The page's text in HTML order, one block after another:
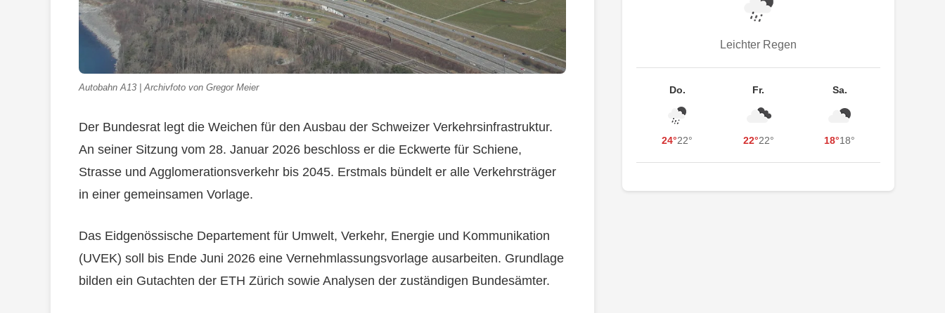
Autobahn A13 | Archivfoto von Gregor Meier
Der Bundesrat legt die Weichen für den Ausbau der Schweizer Verkehrsinfrastruktur.
An seiner Sitzung vom 28. Januar 2026 beschloss er die Eckwerte für Schiene,
Strasse und Agglomerationsverkehr bis 2045. Erstmals bündelt er alle Verkehrsträger
in einer gemeinsamen Vorlage.
Das Eidgenössische Departement für Umwelt, Verkehr, Energie und Kommunikation
(UVEK) soll bis Ende Juni 2026 eine Vernehmlassungsvorlage ausarbeiten. Grundlage
bilden ein Gutachten der ETH Zürich sowie Analysen der zuständigen Bundesämter.
Leichter Regen
Do.
24°22°
Fr.
22°22°
Sa.
18°18°